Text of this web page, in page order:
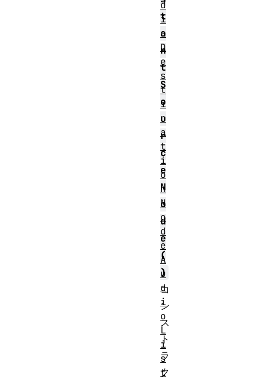
t
a
n
t
S
o
u
r
c
e
N
o
d
e
(
)
コ
ン
ス
ト
ラ
ク
d
i
o
D
e
s
t
i
n
a
t
i
o
n
N
o
d
e
A
u
d
i
o
L
i
s
t